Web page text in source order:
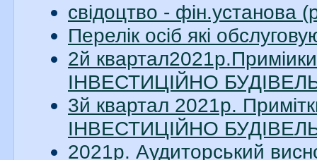
свідоцтво -
Перелік осіб які
2й
ІНВЕСТИЦІЙНО
3й квартал 2021р.
ІНВЕСТИЦІЙНО
2021р. Аудиторський